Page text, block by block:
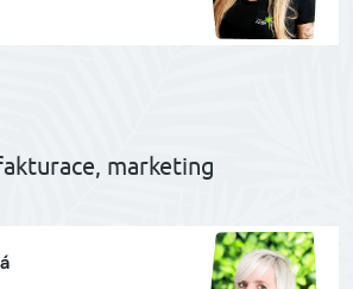
marketing